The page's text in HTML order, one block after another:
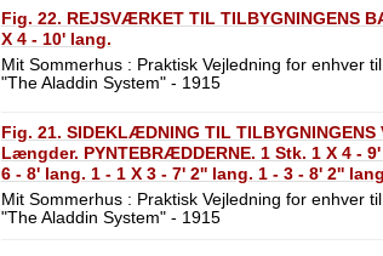
Fig. 22. REJSVÆRKET TIL TILBYGNINGENS
X 4 - 10' lang.
Mit Sommerhus : Praktisk Vejledning for enhver
"The Aladdin System" - 1915
Fig. 21. SIDEKLÆDNING TIL TILBYGNINGENS
Længder. PYNTEBRÆDDERNE. 1 Stk. 1 X 4 -
6 - 8' lang. 1 - 1 X 3 - 7' 2'' lang. 1 - 3 - 8' 2''
Mit Sommerhus : Praktisk Vejledning for enhver
"The Aladdin System" - 1915